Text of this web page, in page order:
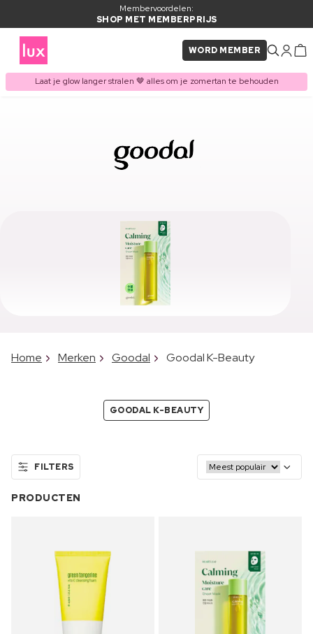
Membervoordelen:
SHOP MET MEMBERPRIJS
WORD MEMBER
Laat je glow langer stralen 🤎 alles om je zomertan te behouden
Home Merken Goodal Goodal K-Beauty
GOODAL K-BEAUTY
FILTERS
PRODUCTEN